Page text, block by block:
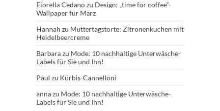
Fiorella Cedanozu Design: „time for coffee“-
Wallpaper für März
Hannah zu Muttertagstorte: Zitronenkuchen mit
Heidelbeercreme
Barbarazu Mode: 10 nachhaltige Unterwäsche-
Labels für Sie und Ihn!
Paul zu Kürbis-Cannelloni
annazu Mode: 10 nachhaltige Unterwäsche-
Labels für Sie und Ihn!